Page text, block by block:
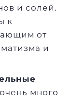
и солей.
к
от
и
много